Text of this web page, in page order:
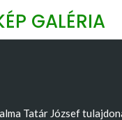
GALÉRIA
Tatár József